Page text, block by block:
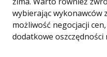
wybierając wykonawców
możliwość negocjacji
dodatkowe